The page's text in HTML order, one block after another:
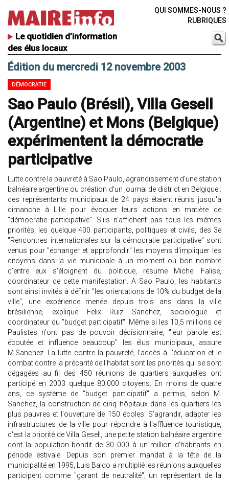
Le quotidien d’information
des élus locaux
QUI SOMMES-NOUS ?
RUBRIQUES
Édition du mercredi 12 novembre 2003
DÉMOCRATIE
Sao Paulo (Brésil), Villa Gesell
(Argentine) et Mons (Belgique)
expérimentent la démocratie
participative
Lutte contre la pauvreté à Sao Paulo, agrandissement d'une station
balnéaire argentine ou création d'un journal de district en Belgique :
des représentants municipaux de 24 pays étaient réunis jusqu'à
dimanche à Lille pour évoquer leurs actions en matière de
"démocratie participative". S'ils n'affichent pas tous les mêmes
priorités, les quelque 400 participants, politiques et civils, des 3e
"Rencontres internationales sur la démocratie participative" sont
venus pour "échanger et approfondir" les moyens d'impliquer les
citoyens dans la vie municipale à un moment où bon nombre
d'entre eux s'éloignent du politique, résume Michel Falise,
coordinateur de cette manifestation. A Sao Paulo, les habitants
sont ainsi invités à définir "les orientations de 10% du budget de la
ville", une expérience menée depuis trois ans dans la ville
brésilienne, explique Felix Ruiz Sanchez, sociologue et
coordinateur du "budget participatif". Même si les 10,5 millions de
Paulistes n'ont pas de pouvoir décisionnaire, "leur parole est
écoutée et influence beaucoup" les élus municipaux, assure
M.Sanchez. La lutte contre la pauvreté, l'accès à l'éducation et le
combat contre la précarité de l'habitat sont les priorités qui se sont
dégagées au fil des 450 réunions de quartiers auxquelles ont
participé en 2003 quelque 80.000 citoyens. En moins de quatre
ans, ce système de "budget participatif" a permis, selon M.
Sanchez, la construction de cinq hôpitaux dans les quartiers les
plus pauvres et l'ouverture de 150 écoles. S'agrandir, adapter les
infrastructures de la ville pour répondre à l'affluence touristique,
c'est la priorité de Villa Gesell, une petite station balnéaire argentine
dont la population bondit de 30 000 à un million d'habitants en
période estivale. Depuis son premier mandat à la tête de la
municipalité en 1995, Luis Baldo a multiplié les réunions auxquelles
participent comme "garant de neutralité", un représentant de la